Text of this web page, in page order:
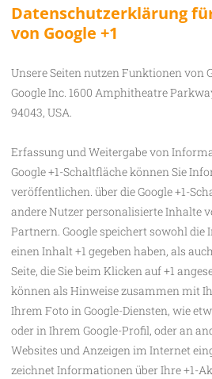
Datenschutzerklärung
von Google +1
Unsere Seiten nutzen Funktionen von
Google Inc. 1600 Amphitheatre
94043, USA.
Erfassung und Weitergabe von
Google +1-Schaltfläche können Sie
veröffentlichen. über die Google +1-
andere Nutzer personalisierte Inhalte
Partnern. Google speichert sowohl die
einen Inhalt +1 gegeben haben, als
Seite, die Sie beim Klicken auf +1
können als Hinweise zusammen mit
Ihrem Foto in Google-Diensten, wie
oder in Ihrem Google-Profil, oder an
Websites und Anzeigen im Internet
zeichnet Informationen über Ihre +1-